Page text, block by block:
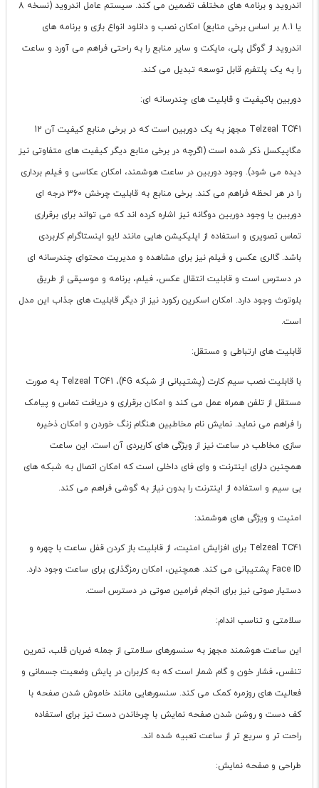
اندروید و برنامه های مختلف تضمین می کند. سیستم عامل اندروید (نسخه 8
یا 8.1 بر اساس برخی منابع) امکان نصب و دانلود انواع بازی و برنامه های
اندروید از گوگل پلی، مایکت و سایر منابع را به راحتی فراهم می آورد و ساعت
را به یک پلتفرم قابل توسعه تبدیل می کند.
دوربین باکیفیت و قابلیت های چندرسانه ای:
Telzeal TC41 مجهز به یک دوربین است که در برخی منابع کیفیت آن 12
مگاپیکسل ذکر شده است (اگرچه در برخی منابع دیگر کیفیت های متفاوتی نیز
دیده می شود). وجود دوربین در ساعت هوشمند، امکان عکاسی و فیلم برداری
را در هر لحظه فراهم می کند. برخی منابع به قابلیت چرخش 360 درجه ای
دوربین یا وجود دوربین دوگانه نیز اشاره کرده اند که می تواند برای برقراری
تماس تصویری و استفاده از اپلیکیشن هایی مانند لایو اینستاگرام کاربردی
باشد. گالری عکس و فیلم نیز برای مشاهده و مدیریت محتوای چندرسانه ای
در دسترس است و قابلیت انتقال عکس، فیلم، برنامه و موسیقی از طریق
بلوتوث وجود دارد. امکان اسکرین رکورد نیز از دیگر قابلیت های جذاب این مدل
است.
قابلیت های ارتباطی و مستقل:
با قابلیت نصب سیم کارت (پشتیبانی از شبکه 4G)، Telzeal TC41 به صورت
مستقل از تلفن همراه عمل می کند و امکان برقراری و دریافت تماس و پیامک
را فراهم می نماید. نمایش نام مخاطبین هنگام زنگ خوردن و امکان ذخیره
سازی مخاطب در ساعت نیز از ویژگی های کاربردی آن است. این ساعت
همچنین دارای اینترنت و وای فای داخلی است که امکان اتصال به شبکه های
بی سیم و استفاده از اینترنت را بدون نیاز به گوشی فراهم می کند.
امنیت و ویژگی های هوشمند:
Telzeal TC41 برای افزایش امنیت، از قابلیت باز کردن قفل ساعت با چهره و
Face ID پشتیبانی می کند. همچنین، امکان رمزگذاری برای ساعت وجود دارد.
دستیار صوتی نیز برای انجام فرامین صوتی در دسترس است.
سلامتی و تناسب اندام:
این ساعت هوشمند مجهز به سنسورهای سلامتی از جمله ضربان قلب، تمرین
تنفس، فشار خون و گام شمار است که به کاربران در پایش وضعیت جسمانی و
فعالیت های روزمره کمک می کند. سنسورهایی مانند خاموش شدن صفحه با
کف دست و روشن شدن صفحه نمایش با چرخاندن دست نیز برای استفاده
راحت تر و سریع تر از ساعت تعبیه شده اند.
طراحی و صفحه نمایش: